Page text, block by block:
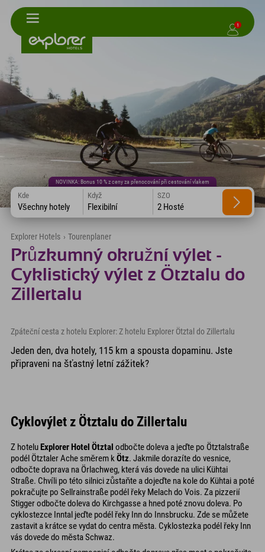
1
NOVINKA: Bonus 10 % z ceny za přenocování při cestování vlakem
Kde
Všechny hotely
Když
Flexibilní
SZO
2 Hosté
Explorer Hotels › Tourenplaner
Průzkumný okružní výlet -
Cyklistický výlet z Ötztalu do
Zillertalu
Zpáteční cesta z hotelu Explorer: Z hotelu Explorer Ötztal do Zillertalu
Jeden den, dva hotely, 115 km a spousta dopaminu. Jste
připraveni na šťastný letní zážitek?
Cyklovýlet z Ötztalu do Zillertalu
Z hoteluExplorer Hotel Ötztal odbočte doleva a jeďte po Ötztalstraße
podél Ötztaler Ache směrem k Ötz. Jakmile dorazíte do vesnice,
odbočte doprava na Örlachweg, která vás dovede na ulici Kühtai
Straße. Chvíli po této silnici zůstaňte a dojeďte na kole do Kühtai a poté
pokračujte po Sellrainstraße podél řeky Melach do Vois. Za pizzerií
Stigger odbočte doleva do Kirchgasse a hned poté znovu doleva. Po
cyklostezce Inntal jeďte podél řeky Inn do Innsbrucku. Zde se můžete
zastavit a krátce se vydat do centra města. Cyklostezka podél řeky Inn
vás dovede do města Schwaz.